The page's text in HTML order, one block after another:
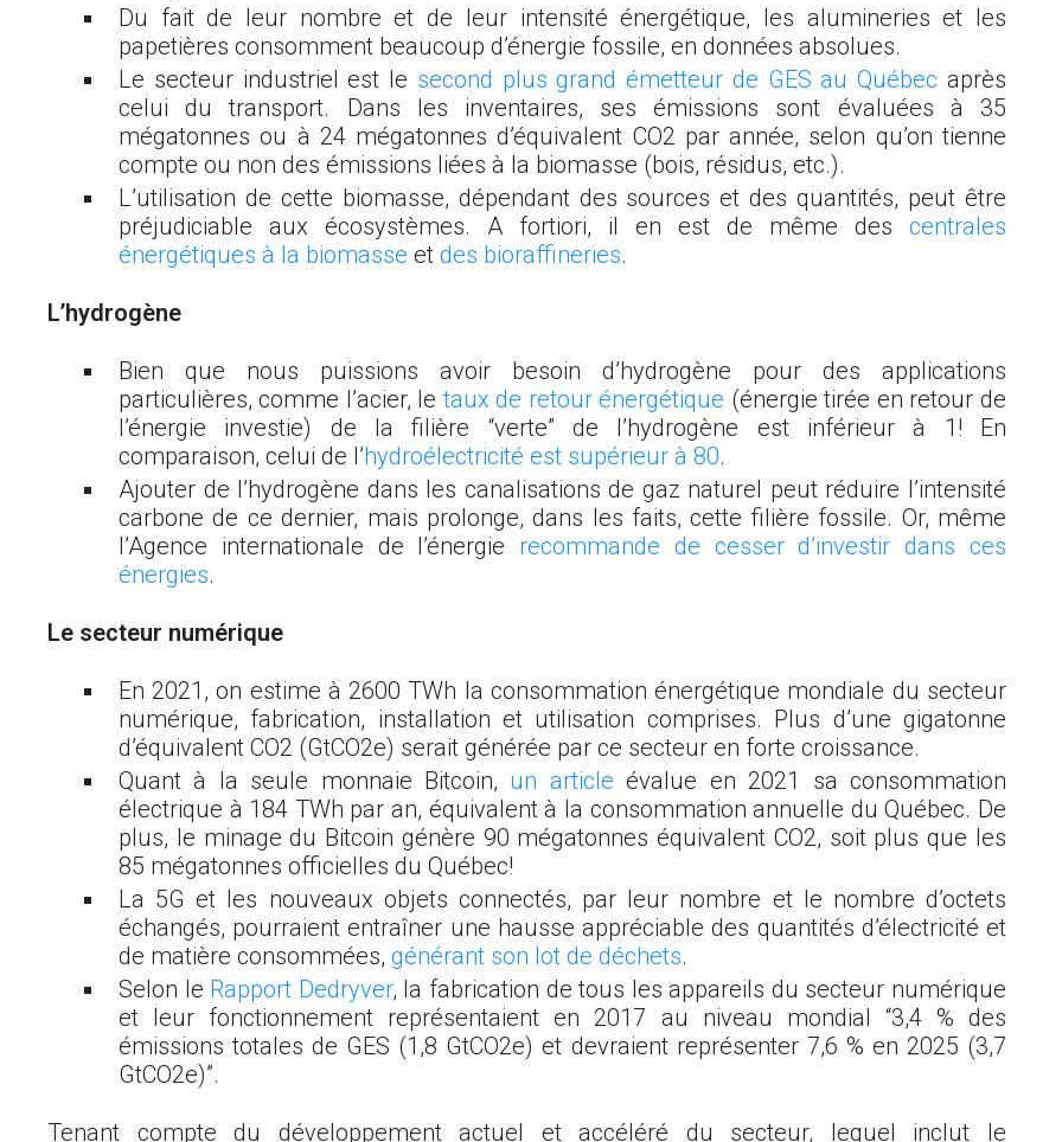
Du fait de leur nombre et de leur intensité énergétique, les alumineries et les
papetières consomment beaucoup d’énergie fossile, en données absolues.
Le secteur industriel est le second plus grand émetteur de GES au Québec après
celui du transport. Dans les inventaires, ses émissions sont évaluées à 35
mégatonnes ou à 24 mégatonnes d’équivalent CO2 par année, selon qu’on tienne
compte ou non des émissions liées à la biomasse (bois, résidus, etc.).
L’utilisation de cette biomasse, dépendant des sources et des quantités, peut être
préjudiciable aux écosystèmes. A fortiori, il en est de même des centrales
énergétiques à la biomasse et des bioraffineries.
L’hydrogène
Bien que nous puissions avoir besoin d’hydrogène pour des applications
particulières, comme l’acier, letaux de retour énergétique (énergie tirée en retour de
l’énergie investie) de la filière “verte” de l’hydrogène est inférieur à 1! En
comparaison, celui de l’hydroélectricité est supérieur à 80.
Ajouter de l’hydrogène dans les canalisations de gaz naturel peut réduire l’intensité
carbone de ce dernier, mais prolonge, dans les faits, cette filière fossile. Or, même
l’Agence internationale de l’énergie recommande de cesser d’investir dans ces
énergies.
Le secteur numérique
En 2021, on estime à 2600 TWh la consommation énergétique mondiale du secteur
numérique, fabrication, installation et utilisation comprises. Plus d’une gigatonne
d’équivalent CO2 (GtCO2e) serait générée par ce secteur en forte croissance.
Quant à la seule monnaie Bitcoin, un article évalue en 2021 sa consommation
électrique à 184 TWh par an, équivalent à la consommation annuelle du Québec. De
plus, le minage du Bitcoin génère 90 mégatonnes équivalent CO2, soit plus que les
85 mégatonnes officielles du Québec!
La 5G et les nouveaux objets connectés, par leur nombre et le nombre d’octets
échangés, pourraient entraîner une hausse appréciable des quantités d’électricité et
de matière consommées, générant son lot de déchets.
Selon le Rapport Dedryver, la fabrication de tous les appareils du secteur numérique
et leur fonctionnement représentaient en 2017 au niveau mondial “3,4 % des
émissions totales de GES (1,8 GtCO2e) et devraient représenter 7,6 % en 2025 (3,7
GtCO2e)”.
Tenant compte du développement actuel et accéléré du secteur, lequel inclut le